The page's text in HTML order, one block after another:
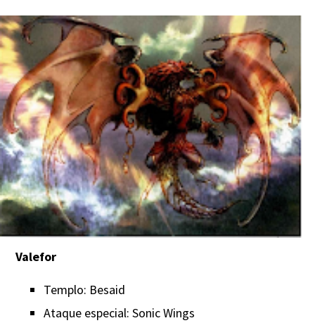
Valefor
Templo: Besaid
Ataque especial: Sonic Wings